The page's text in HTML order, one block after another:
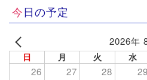
今日の予定
2026年
日 月 火 水
26 27 28 29